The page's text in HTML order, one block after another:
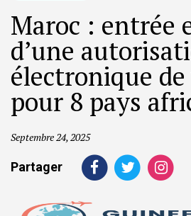
Maroc : entrée
d’une
électronique de
pour 8 pays
Septembre 24, 2025
Partager